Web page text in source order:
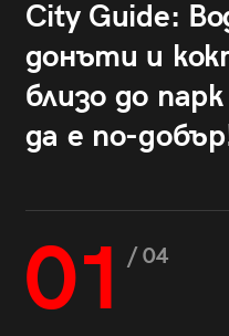
City Guide:
донъти и
близо до
да е по-
01 / 04